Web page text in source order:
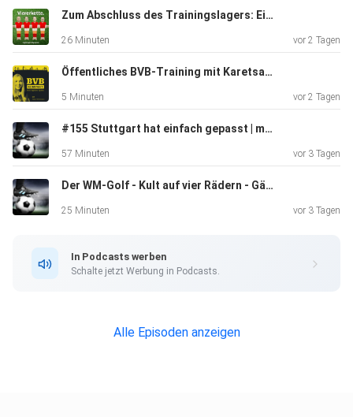
Dieser Podcast wird vermarktet von der Podcastbude.
www.podcastbu.de - Full-Service-Podcast-Agentur -
Produktion, Vermarktung, Distribution und Hosting.
damit Geld
verdienen?
Dort erhältst du alle Informationen zu unseren kostenlosen
Zum Abschluss des Trainingslagers: Eine Torgala, ein Versprechen und ein Willkommenstanz
26 Minuten vor 2 Tagen
Öffentliches BVB-Training mit Karetsas-Premiere | BVB-Sportdirektor Ole Book gibt Interview nach dem Training
5 Minuten vor 2 Tagen
#155 Stuttgart hat einfach gepasst | mit Luca Trslic
57 Minuten vor 3 Tagen
Der WM-Golf - Kult auf vier Rädern - Gäste: Steffen Kurtz/Fabian Bergmann (Fans)
25 Minuten vor 3 Tagen
In Podcasts werben
Schalte jetzt Werbung in Podcasts.
Alle Episoden anzeigen